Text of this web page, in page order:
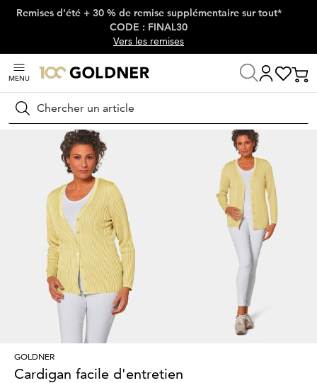
Passer la navigation, aller directement au contenu
Remises d'été + 30 % de remise supplémentaire sur tout*
CODE : FINAL30
Vers les remises
MENU
Rechercher
Maison Mode femme Tricots & pulls
GOLDNER
Cardigan facile d'entretien